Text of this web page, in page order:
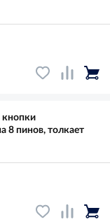
кнопки
8 пинов, толкает